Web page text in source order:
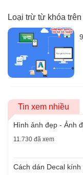
Loại trừ từ khóa
Tin xem nhiều
Hình ảnh đẹp - Ảnh
11.730 đã xem
Cách dán Decal kính